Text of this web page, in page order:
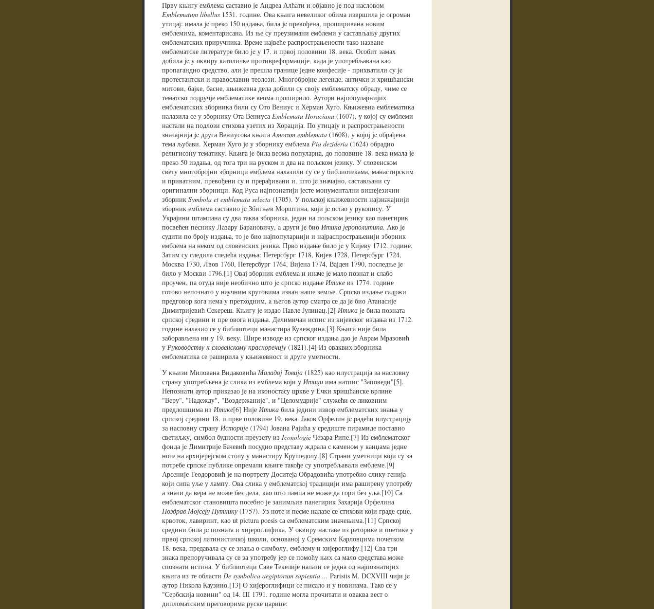
Прву књигу емблема саставио je Андреа Алћати и објавио je под насловом
Emblematum libellus1531. године. Ова књига невеликог обима извршила je огроман
утицај: имала je преко 150 издања, била je превођена, проширивана новим
емблемима, коментарисана. Из ње су преузимани емблеми у састављању других
емблематских приручника. Време највеће распрострањености тако назване
емблематске литературе било je у 17. и првој половини 18. века. Особит замах
добила je у оквиру католичке противреформације, када је употребљавана као
пропагандно средство, али је прешла границе једне конфесије - прихватили су je
протестантски и православни теолози. Многобројне легенде, антички и хришћански
митови, бајке, басне, књижевна дела добили су своју емблематску обраду, чиме се
тематско подручје емблематике веома проширило. Аутори најпопуларнијих
емблематских зборника били су Ото Вениус и Херман Хуго. Књижевна емблематика
налазила се у зборнику Ота Вениуса Emblemata Horaciana(1607), у којој су емблеми
настали на подлози стихова узетих из Хорација. По утицају и распрострањености
значајнија je друга Вениусова књигаAmorum emblemata(1608), у којој je обрађена
тема љубави. Херман Хуго je у зборнику емблема Pia dezideria(1624) обрадио
религиозну тематику. Књига je била веома популарна, до половине 18. века имала je
преко 50 издања, од тога три на руском и два на пољском језику. У словенском
свету многобројни зборници емблема налазили су се у библиотекама, манастирским
и приватним, превођени су и прерађивани и, што je значајно, састављани су
оригинални зборници. Код Руса најпознатији јесте монументални вишејезични
зборник Symbola et emblemata selecta(1705). У пољској књижевности најзначајнији
зборник емблема саставио je Збигњев Морштина, који je остао у рукопису. У
Украјини штампана су два таква зборника, један на пољском језику као панегирик
посвећен песнику Лазару Барановичу, а други je био Итика јерополитика. Ако je
судити по броју издања, то je био најпопуларнији и најраспрострањенији зборник
емблема на неком од словенских језика. Прво издање било je у Кијеву 1712. године.
Затим су следила следећа издања: Петерсбург 1718, Кијев 1728, Петерсбург 1724,
Москва 1730, Лвов 1760, Петерсбург 1764, Вијена 1774, Вајден 1790, последње je
било у Москви 1796.[1] Овај зборник емблема и иначе je мало познат и слабо
проучен, па отуда није необично што je српско издање Итикеиз 1774. године
готово непознато у научним круговима изван наше земље. Српско издање садржи
предговор кога нема у претходним, a његов аутор сматра се да je био Атанасије
Димитријевић Секереш. Књигу je издао Павле Јулинац.[2] Итикаje била позната
српској средини и пре овога издања. Делимичан испис из кијевског издања из 1712.
године налазио се у библиотеци манастира Кувеждина.[3] Књига није била
заборављена ни у 19. веку. Шире изводе из српског издања дао je Аврам Мразовић
у Руководству к словенскому красноречију(1821).[4] Из оваквих зборника
емблематика се раширила у књижевност и друге уметности.
У књизи Милована Видаковића Маладој Товија(1825) као илустрација за насловну
страну употребљена je слика из емблема који у Итициима натпис "Заповеди"[5].
Непознати аутор приказао je на иконостасу цркве у Ечки хришћанске врлине
"Веру", "Надежду", "Воздержаније", и "Целомудрије" служећи се ликовним
предлошцима из Итике[6] Није Итикабила једини извор емблематских знања у
српској средини 18. и прве половине 19. века. Јаков Орфелин je радећи илустрацију
за насловну страну Историје(1794) Јована Рајића у средиште пирамиде поставио
светиљку, симбол будности преузету из IconologieЧезара Рипе.[7] Из емблематског
фонда je Димитрије Бачевић посудио представу ждрала с каменом у канџама једне
ноге на архијерејском столу у манастиру Крушедолу.[8] Страни уметници који су за
потребе српске публике опремали књиге такође су употребљавали емблеме.[9]
Арсеније Теодоровић je на портрету Доситеја Обрадовића употребио слику генија
који сипа уље у лампу. Ова слика у емблематској традицији има раширену употребу
а значи да вера не може без дела, као што лампа не може да гори без уља.[10] Са
емблематског становишта посебно је занимљив панегирик 3ахарија Орфелина
Поздрав Мојсеју Путнику(1757). Уз ноте и песме налазе се стихови који граде срце,
крвоток, лавиринт, као ut pictura poesis са емблематским значењима.[11] Српској
средини била je позната и хијероглифика. У оквиру наставе из реторике и поетике у
првој српској латинистичкој школи, основаној у Сремским Карловцима почетком
18. века, предавала су се знања о симболу, емблему и хијероглифу.[12] Сва три
знака препоручивала су се за употребу jep се помоћу њих са мало средстава може
спознати истина. У библиотеци Саве Текелије налази се једна од најпознатијих
књига из те области De symbolica aegiptorum sapientia ... Parisiis M. DCXVIII чији je
аутор Никола Каузино.[13] О хијероглифици се писало и у новинама. Тако се у
"Сербскија новини" од 14. III 1791. године могла прочитати и оваква вест о
дипломатским преговорима руске царице: